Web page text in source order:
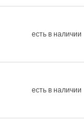
есть в наличии
есть в наличии